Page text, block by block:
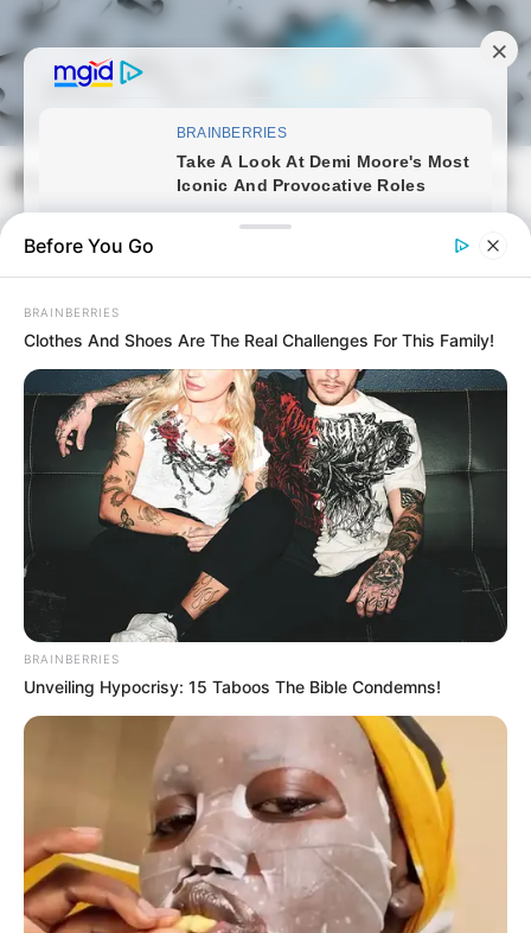
Skip
to
content
Magyarmozaik.com
Posted
in
ÓRIÁSI BOTRÁNY! TITKOS
TALÁLKOZÓK A HATALOM
CSÚCSÁN!
May 2, 2026
Before You Go
BRAINBERRIES
Clothes And Shoes Are The Real Challenges For This Family!
BRAINBERRIES
Unveiling Hypocrisy: 15 Taboos The Bible Condemns!